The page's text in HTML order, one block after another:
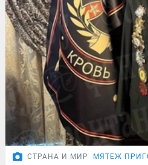
СТРАНА И МИР МЯТЕЖ